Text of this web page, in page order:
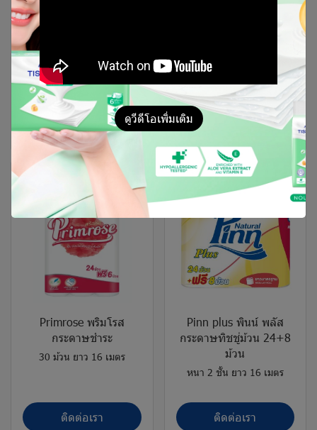
กระดาษชำระม้วน
ยาว 15 เมตร รุ่น 24+6 ม้วน
ติดต่อเรา ติดต่อเรา
Primrose พริมโรส
กระดาษชำระ
30 ม้วน ยาว 16 เมตร
ติดต่อเรา
Pinn plus พินน์ พลัส
กระดาษทิชชู่ม้วน 24+8
ม้วน
หนา 2 ชั้น ยาว 16 เมตร
ติดต่อเรา
ดูวีดีโอเพิ่มเติม